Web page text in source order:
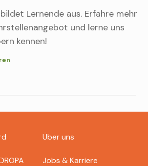
Lernende aus. Erfahre mehr
und lerne uns
kennen!
Über uns
Jobs & Karriere